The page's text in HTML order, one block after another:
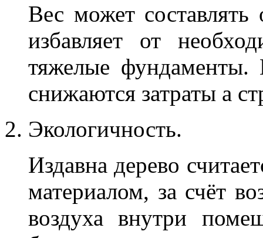
Вес может
избавляет от
тяжелые фундаменты.
снижаются затраты а
Экологичность.
Издавна дерево
материалом, за счёт
воздуха внутри